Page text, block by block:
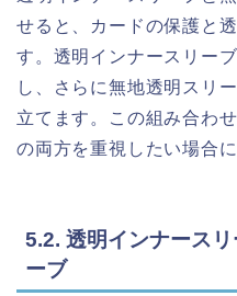
せると、カードの保護と
す。透明インナースリー
し、さらに無地透明スリ
立てます。この組み合わ
の両方を重視したい場合
5.2. 透明インナース
ーブ